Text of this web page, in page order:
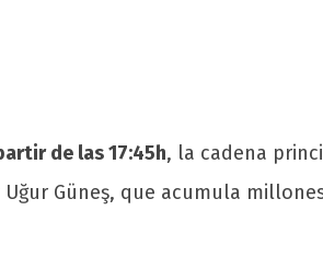
de las 17:45h, la cadena
Uğur Güneş, que acumula